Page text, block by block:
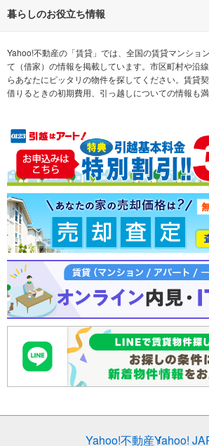
通勤時間から探す
不動産会社から探す 希望の
テーマから探す ランキ
不動産・住宅
新築マンション 中古マ
新築一戸建て 中古一
売却査定
暮らしのお役立ち情報
マンションカタログ 教えて
Yahoo!不動産の「賃貸」では、全国の賃貸マンショ
て（借家）の情報を掲載しています。市区町村や沿
らあなたにピッタリの物件を探してください。賃貸
借りるときの初期費用、引っ越しについての情報も満
Yahoo!不動産Yahoo!